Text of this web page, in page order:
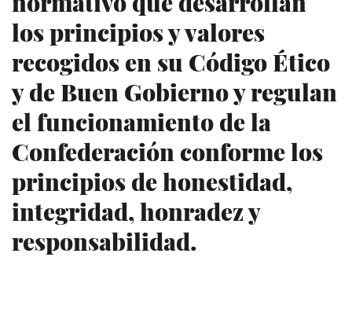
los principios y valores
recogidos en su Código Ético
y de Buen Gobierno y regulan
el funcionamiento de la
Confederación conforme los
principios de honestidad,
integridad, honradez y
responsabilidad.